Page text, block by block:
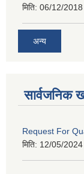
मिति: 06/12/
अन्य
सार्वजनिक
Request For
मिति: 12/05/